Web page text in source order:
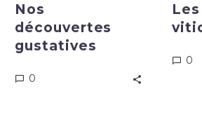
Nos
découvertes
gustatives
0
0